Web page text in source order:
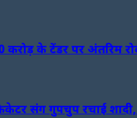
करोड़ के टेंडर पर अंतरिम
संग गुपचुप रचाई